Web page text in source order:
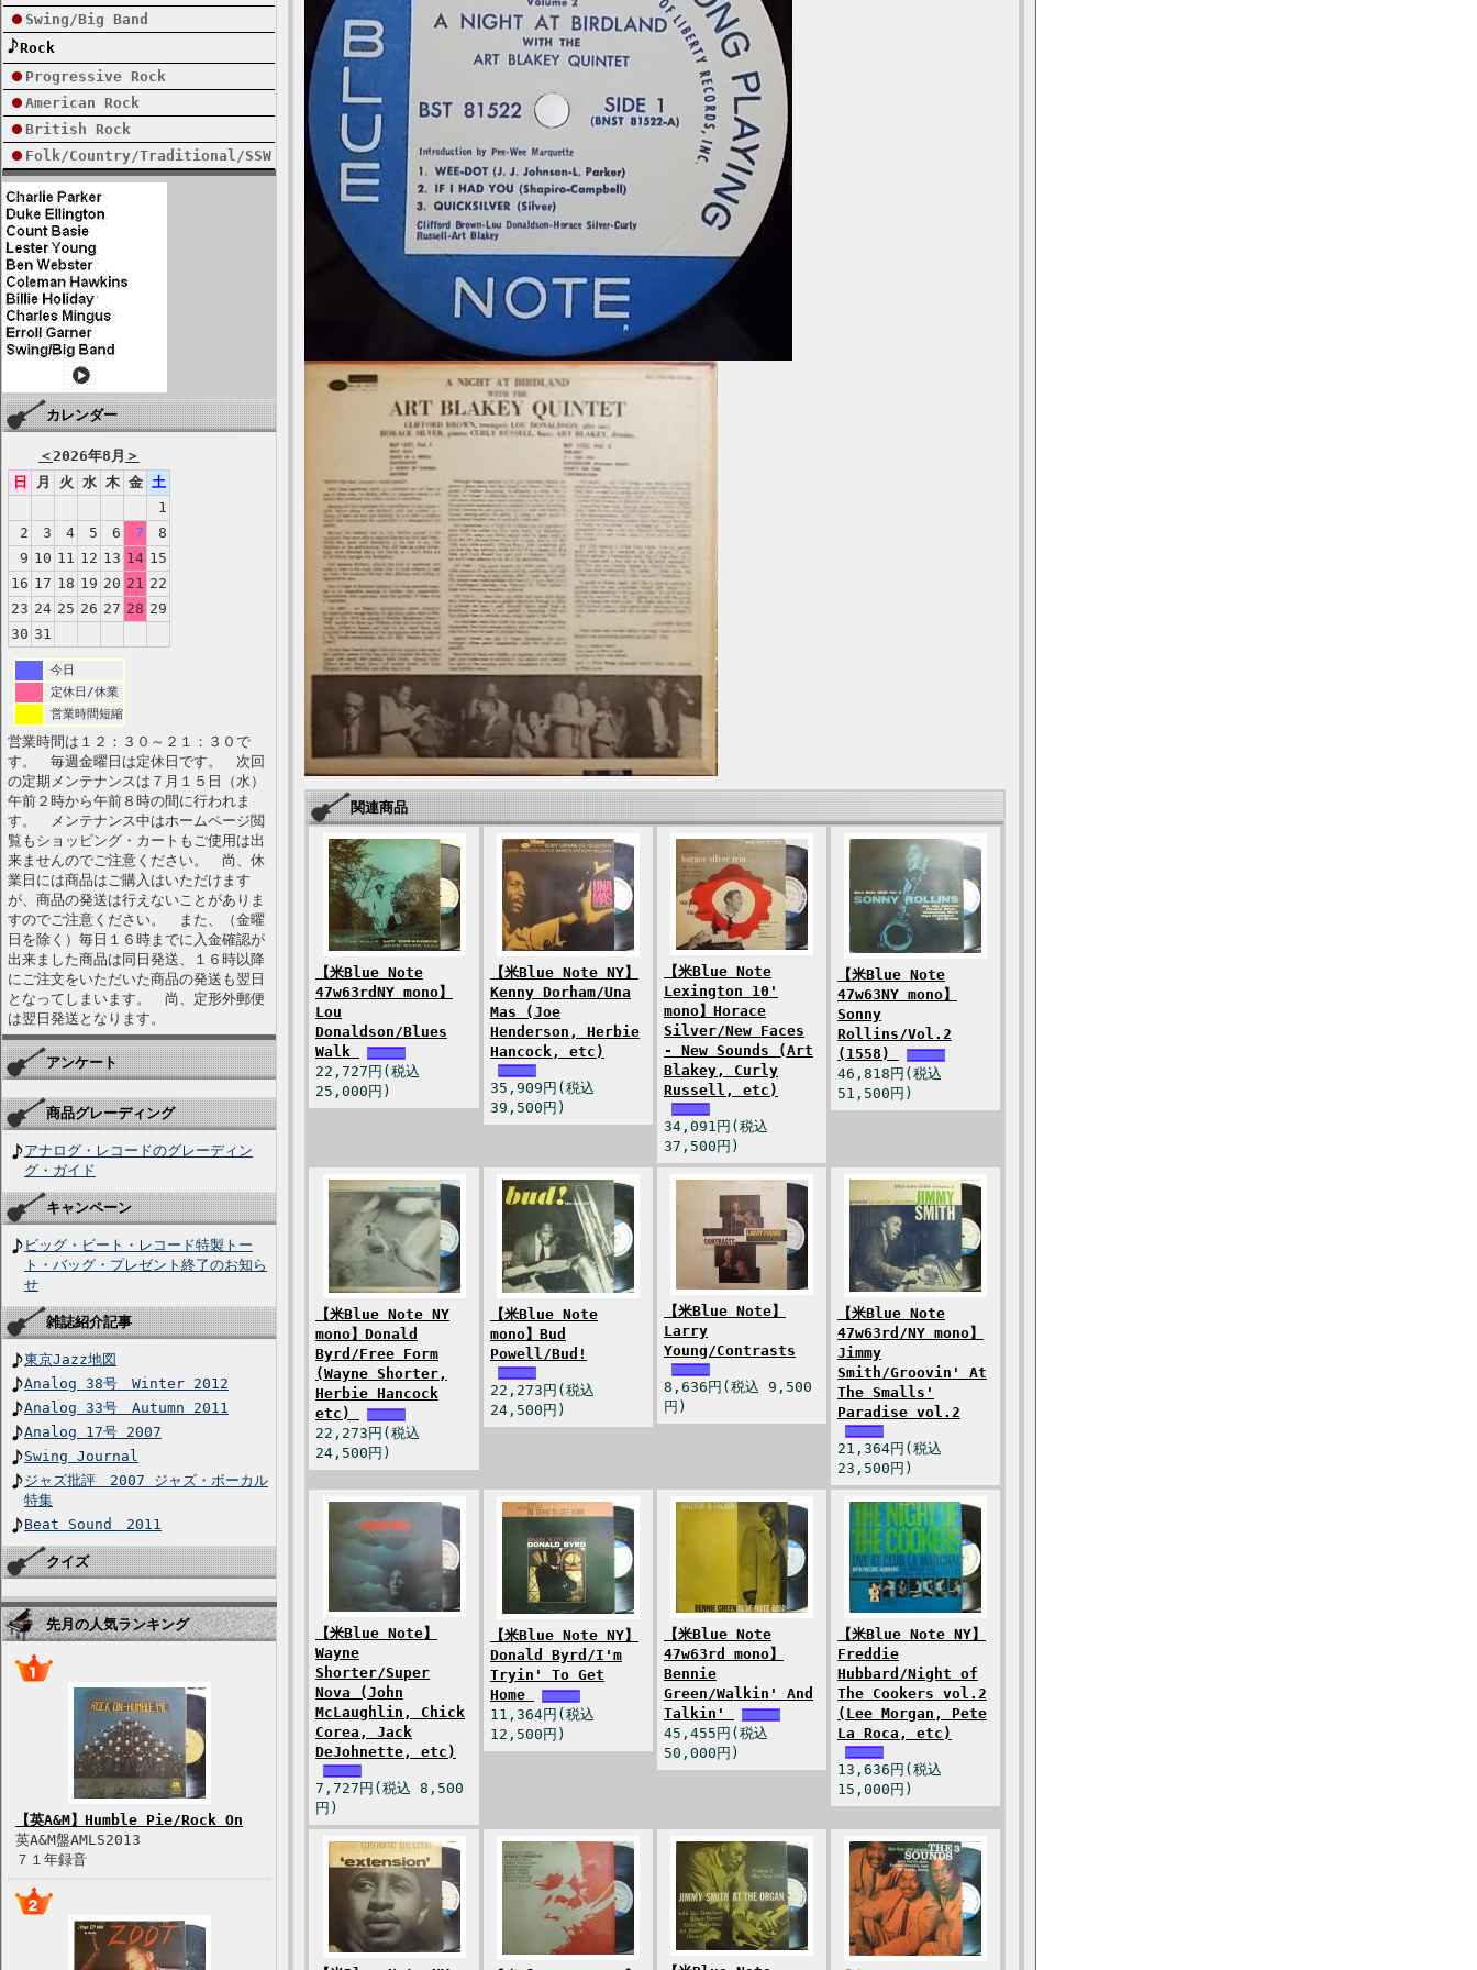
Swing/Big Band
Rock
Progressive Rock
American Rock
British Rock
Folk/Country/Traditional/SSW
カレンダー
＜2026年8月 ＞
日
月 火 水 木 金 土
1
2
3 4 5 6 7
8
9 10 11 12 13 14 15
16 17 18 19 20 21 22
23 24 25 26 27 28 29
30 31
今日
定休日/休業
営業時間短縮
営業時間は１２：３０～２１：３０で
す。 毎週金曜日は定休日です。 次回
の定期メンテナンスは７月１５日（水）
午前２時から午前８時の間に行われま
す。 メンテナンス中はホームページ閲
覧もショッピング・カートもご使用は出
来ませんのでご注意ください。 尚、休
業日には商品はご購入はいただけます
が、商品の発送は行えないことがありま
すのでご注意ください。 また、（金曜
日を除く）毎日１６時までに入金確認が
出来ました商品は同日発送、１６時以降
にご注文をいただいた商品の発送も翌日
となってしまいます。 尚、定形外郵便
は翌日発送となります。
アンケート
商品グレーディング
アナログ・レコードのグレーディン
グ・ガイド
キャンペーン
ビッグ・ビート・レコード特製トー
ト・バッグ・プレゼント終了のお知ら
せ
雑誌紹介記事
東京Jazz地図
Analog 38号 Winter 2012
Analog 33号 Autumn 2011
Analog 17号 2007
Swing Journal
ジャズ批評 2007 ジャズ・ボーカル
特集
Beat Sound 2011
クイズ
先月の人気ランキング
【英A&M】Humble Pie/Rock On
英A&M盤AMLS2013
７１年録音
関連商品
【米Blue Note
47w63rdNY mono】
Lou
Donaldson/Blues
Walk
22,727円(税込
25,000円)
【米Blue Note NY】
Kenny Dorham/Una
Mas (Joe
Henderson, Herbie
Hancock, etc)
35,909円(税込
39,500円)
【米Blue Note
Lexington 10'
mono】Horace
Silver/New Faces
- New Sounds (Art
Blakey, Curly
Russell, etc)
34,091円(税込
37,500円)
【米Blue Note
47w63NY mono】
Sonny
Rollins/Vol.2
(1558)
46,818円(税込
51,500円)
【米Blue Note NY
mono】Donald
Byrd/Free Form
(Wayne Shorter,
Herbie Hancock
etc)
22,273円(税込
24,500円)
【米Blue Note
mono】Bud
Powell/Bud!
22,273円(税込
24,500円)
【米Blue Note】
Larry
Young/Contrasts
8,636円(税込 9,500
円)
【米Blue Note
47w63rd/NY mono】
Jimmy
Smith/Groovin' At
The Smalls'
Paradise vol.2
21,364円(税込
23,500円)
【米Blue Note】
Wayne
Shorter/Super
Nova (John
McLaughlin, Chick
Corea, Jack
DeJohnette, etc)
7,727円(税込 8,500
円)
【米Blue Note NY】
Donald Byrd/I'm
Tryin' To Get
Home
11,364円(税込
12,500円)
【米Blue Note
47w63rd mono】
Bennie
Green/Walkin' And
Talkin'
45,455円(税込
50,000円)
【米Blue Note NY】
Freddie
Hubbard/Night of
The Cookers vol.2
(Lee Morgan, Pete
La Roca, etc)
13,636円(税込
15,000円)